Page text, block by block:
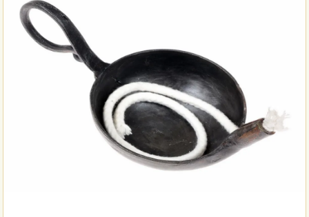
Rückruf-Service
Zahlungsweisen